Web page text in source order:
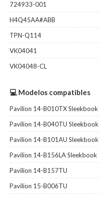
724933-001
H4Q45AA#ABB
TPN-Q114
VK04041
VK04048-CL
💻 Modelos compatibles
Pavilion 14-B010TX Sleekbook
Pavilion 14-B040TU Sleekbook
Pavilion 14-B101AU Sleekbook
Pavilion 14-B156LA Sleekbook
Pavilion 14-B157TU
Pavilion 15-B006TU